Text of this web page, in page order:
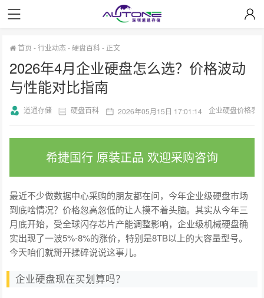
首页 -行业动态-硬盘百科- 正文
2026年4月企业硬盘怎么选？价格波动
与性能对比指南
道通存储 硬盘百科 2026年05月15日 17:01:14 企业硬盘价格表
希捷国行 原装正品 欢迎采购咨询
最近不少做数据中心采购的朋友都在问，今年企业级硬盘市场
到底啥情况？价格忽高忽低的让人摸不着头脑。其实从今年三
月底开始，受全球闪存芯片产能调整影响，企业级机械硬盘确
实出现了一波5%-8%的涨价，特别是8TB以上的大容量型号。
今天咱们就掰开揉碎说说这事儿。
企业硬盘现在买划算吗？